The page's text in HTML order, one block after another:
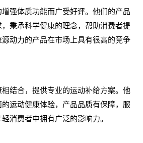
强体质功能而广受好评。他们的产品
秉承科学健康的理念，帮助消费者提
动力的产品在市场上具有很高的竞争
结合，提供专业的运动补给方案。他
运动健康体验，产品品质有保障，服
消费者中拥有广泛的影响力。